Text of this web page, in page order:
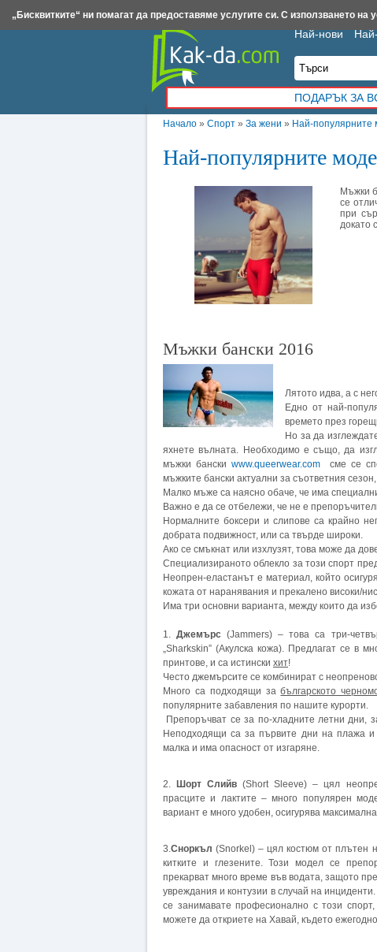
Начало » Спорт » За жени » Най-популярните
Най-популярните
Мъжки
се
при
докато
Мъжки бански 2016
Лятото идва, а с
Едно от най-
времето през
Но за да
яхнете вълната. Необходимо е също, да
мъжки банскиwww.queerwear.com сме се
мъжките бански актуални за съответния
Малко мъже са наясно обаче, че има
Важно е да се отбележи, че не е
Нормалните боксери и слипове са крайно
добрата подвижност, или са твърде широки.
Ако се смъкнат или изхлузят, това може да
Специализираното облекло за този спорт
Неопрен-еластанът е материал, който
кожата от наранявания и прекалено високи/
Има три основни варианта, между които да
1.Джемърс (Jammers) – това са три-
„Sharkskin” (Акулска кожа). Предлагат се в
принтове, и са истински хит!
Често джемърсите се комбинират с
Много са подходящи забългарското
популярните забавления по нашите курорти.
Препоръчват се за по-хладните летни дни,
Неподходящи са за първите дни на плажа
малка и има опасност от изгаряне.
2. Шорт Слийв (Short Sleeve) – цял
прасците и лактите – много популярен
вариант е много удобен, осигурява
3.Сноркъл (Snorkel) – цял костюм от плътен
китките и глезените. Този модел се
прекарват много време във водата, защото
увреждания и контузии в случай на
се занимавате професионално с този
можете да откриете на Хавай, където
Най-нови
ПОДАРЪК ЗА
Insert.bg Framar.bg Kak-da.com Iztochnik.com BauBau.bg NewAge.bg
„Бисквитките“ ни помагат да предоставяме услугите си. С използването